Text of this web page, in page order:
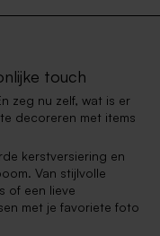
touch
zeg nu zelf, wat is er
decoreren met items
kerstversiering en
Van stijlvolle
of een lieve
met je favoriete foto